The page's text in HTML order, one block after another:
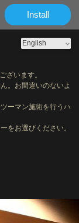
Install
ざいます。
。お間違いのないよ
ーマン施術を行うハ
をお選びください。